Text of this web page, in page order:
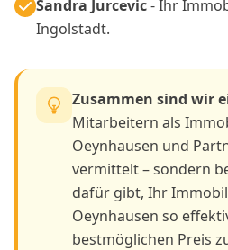
Sandra Jurcevic- Ihr
Ingolstadt.
Zusammen sind wir
Mitarbeitern als
Oeynhausen und
vermittelt – sondern
dafür gibt, Ihr
Oeynhausen so
bestmöglichen Preis